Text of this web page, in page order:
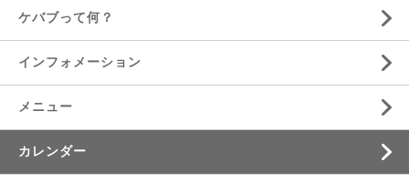
ケバブって何？
インフォメーション
メニュー
カレンダー